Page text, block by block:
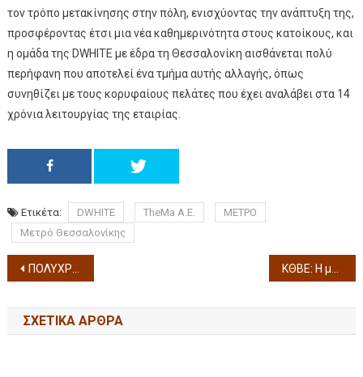
τον τρόπο μετακίνησης στην πόλη, ενισχύοντας την ανάπτυξη της,
προσφέροντας έτσι μια νέα καθημερινότητα στους κατοίκους, και
η ομάδα της DWHITE με έδρα τη Θεσσαλονίκη αισθάνεται πολύ
περήφανη που αποτελεί ένα τμήμα αυτής αλλαγής, όπως
συνηθίζει με τους κορυφαίους πελάτες που έχει αναλάβει στα 14
χρόνια λειτουργίας της εταιρίας.
Ετικέτα: DWHITE TheMa A.E.
ΜΕΤΡΟ
Μετρό Θεσσαλονίκης
ΠΟΛΥΧΡΩΜΕΣ ΚΥΡΙΑΚΕΣ στο ΚΘΒΕ «Μεταπολίτευση & Δημοκρατία» Κυριακή 8 Δεκεμβρίου 2024 Θέατρο Εταιρείας Μακεδονικών Σπουδών
ΣΧΕΤΙΚΆ ΆΡΘΡΑ